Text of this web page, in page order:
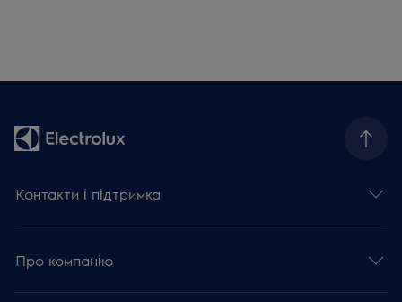
Контакти і підтримка
Про компанію